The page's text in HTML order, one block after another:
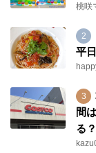
桃咲
平
間
る？